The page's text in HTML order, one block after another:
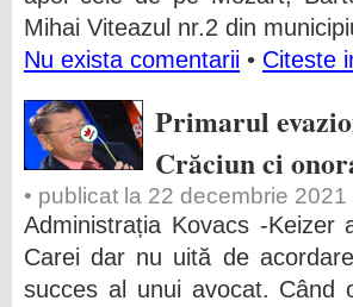
Mihai Viteazul nr.2 din
Nu exista comentarii • Citeste
Primarul
Crăciun ci
• publicat la 22 decembrie 2021
Administrația Kovacs -
Carei dar nu uită de
succes al unui avocat.